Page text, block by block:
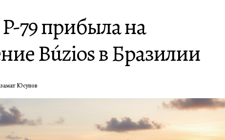
79 прибыла на
Búzios в Бразилии
Юсупов